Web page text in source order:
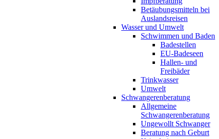
Betäubungsmitteln bei
Auslandsreisen
Wasser und Umwelt
Schwimmen und Baden
Badestellen
EU-Badeseen
Hallen- und
Freibäder
Trinkwasser
Umwelt
Schwangerenberatung
Allgemeine
Schwangerenberatung
Ungewollt Schwanger
Beratung nach Geburt